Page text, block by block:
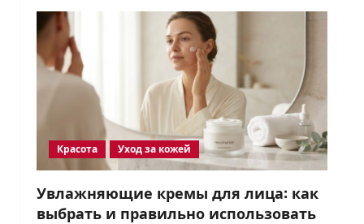
помочь
солнечных
ожогах:
средства
уход
Красота Уход за кожей
Увлажняющие кремы для лица: как
выбрать и правильно использовать